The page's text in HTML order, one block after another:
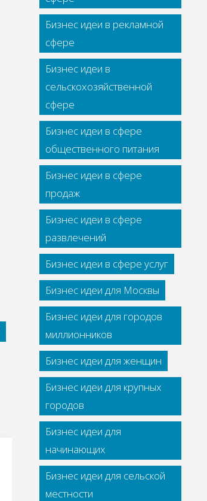
Бизнес идеи в рекламной
сфере
Бизнес идеи в
сельскохозяйственной
сфере
Бизнес идеи в сфере
общественного питания
Бизнес идеи в сфере
продаж
Бизнес идеи в сфере
развлечений
Бизнес идеи в сфере услуг
Бизнес идеи для Москвы
Бизнес идеи для городов
миллионников
Бизнес идеи для женщин
Бизнес идеи для крупных
городов
Бизнес идеи для
начинающих
Бизнес идеи для сельской
местности